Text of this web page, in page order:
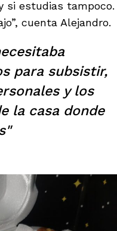
si estudias tampoco.
cuenta Alejandro.
para subsistir,
y los
la casa donde